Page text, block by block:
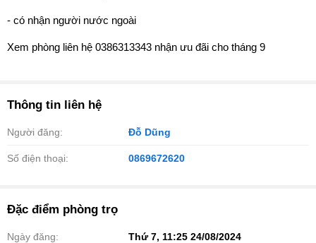
- có nhận người nước ngoài
Xem phòng liên hệ 0386313343 nhận ưu đãi cho tháng 9
Thông tin liên hệ
Người đăng: Đỗ Dũng
Số điện thoại: 0869672620
Đặc điểm phòng trọ
Ngày đăng: Thứ 7, 11:25 24/08/2024